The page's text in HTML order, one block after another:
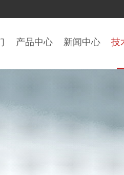
产品中心 新闻中心 技